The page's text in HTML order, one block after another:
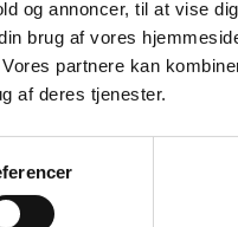
og annoncer, til at vise
brug af vores
partnere kan
af deres tjenester.